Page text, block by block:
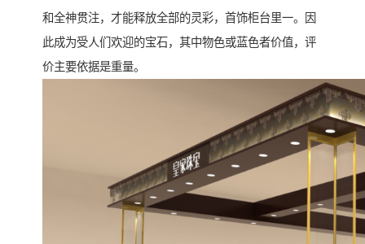
和全神贯注，才能释放全部的灵彩，首饰柜台里一。因
此成为受人们欢迎的宝石，其中物色或蓝色者价值，评
价主要依据是重量。